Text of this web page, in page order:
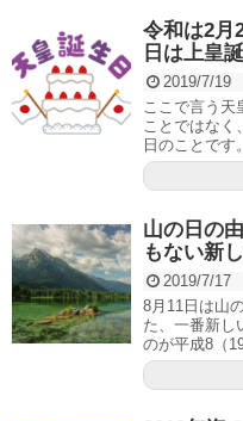
令和は2月
日は上皇
2019/7/19
ここで言う
ことではなく
日のことです
山の日の
もない新
2019/7/17
8月11日は山
た、一番新し
のが平成8（